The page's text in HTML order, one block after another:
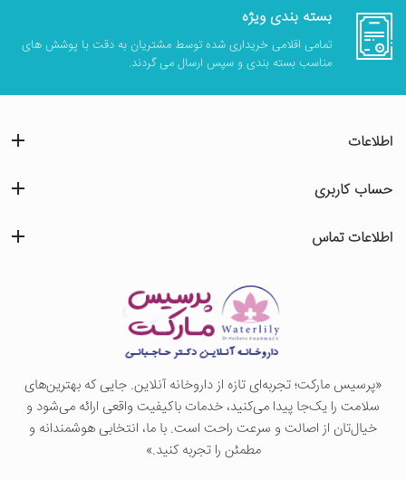
بسته بندی ویژه
تمامی اقلامی خریداری شده توسط مشتریان به دقت با پوشش های
مناسب بسته بندی و سپس ارسال می گردند.
«پرسيس ماركت؛ تجربه‌ای تازه از داروخانه آنلاین. جایی که بهترین‌های
سلامت را یک‌جا پیدا می‌کنید، خدمات باکیفیت واقعی ارائه می‌شود و
خیال‌تان از اصالت و سرعت راحت است. با ما، انتخابی هوشمندانه و
مطمئن را تجربه کنید.»
اطلاعات
حساب کاربری
اطلاعات تماس